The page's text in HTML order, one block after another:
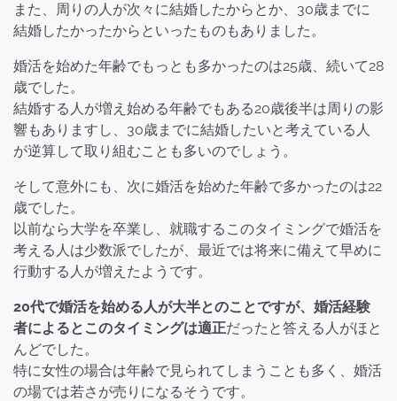
また、周りの人が次々に結婚したからとか、30歳までに
結婚したかったからといったものもありました。
婚活を始めた年齢でもっとも多かったのは25歳、続いて28
歳でした。
結婚する人が増え始める年齢でもある20歳後半は周りの影
響もありますし、30歳までに結婚したいと考えている人
が逆算して取り組むことも多いのでしょう。
そして意外にも、 次に婚活を始めた年齢で多かったのは22
歳でした。
以前なら大学を卒業し、就職するこのタイミングで婚活を
考える人は少数派でしたが、最近では将来に備えて早めに
行動する人が増えたようです。
20代で婚活を始める人が大半とのことですが、婚活経験
者によるとこのタイミングは適正だったと答える人がほと
んどでした。
特に女性の場合は年齢で見られてしまうことも多く、婚活
の場では若さが売りになるそうです。